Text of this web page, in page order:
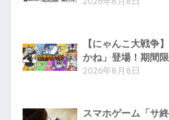
【にゃんこ大戦争
かね」登場！期間
2026年8月8日
スマホゲーム「サ